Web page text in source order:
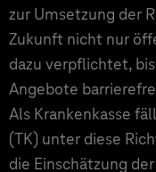
zur Umsetzung der
Zukunft nicht nur
dazu verpflichtet,
Angebote
Als Krankenkasse
(TK) unter diese
die Einschätzung der